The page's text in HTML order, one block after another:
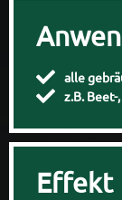
alle
z.B.
Effekt